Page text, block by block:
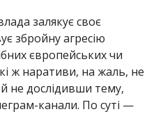
залякує своє
збройну агресію
європейських чи
ж наративи, на жаль, не
не дослідивши тему,
канали. По суті —